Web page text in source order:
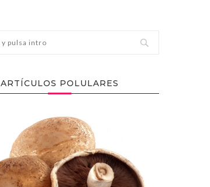
ARTÍCULOS POLULARES